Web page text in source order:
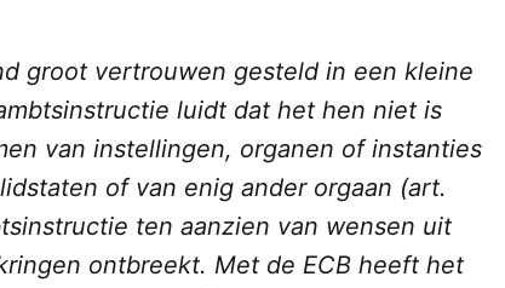
groot vertrouwen gesteld in een kleine
luidt dat het hen niet is
van instellingen, organen of instanties
of van enig ander orgaan (art.
ten aanzien van wensen uit
ontbreekt. Met de ECB heeft het